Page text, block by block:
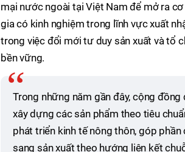
mại nước ngoài tại Việt Nam để mở ra
gia có kinh nghiệm trong lĩnh vực xuất
trong việc đổi mới tư duy sản xuất và tổ
bền vững.
Trong những năm gần đây, cộng
xây dựng các sản phẩm theo tiêu
phát triển kinh tế nông thôn, góp
sang sản xuất theo hướng liên kết